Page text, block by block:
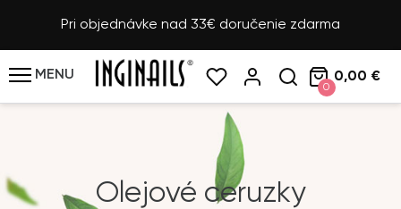
Pri objednávke nad 33€ doručenie zdarma
MENU
0
0,00 €
Olejové ceruzky